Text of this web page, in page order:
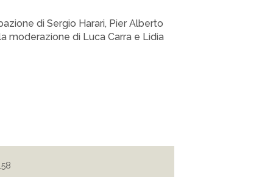
di Sergio Harari, Pier Alberto
moderazione di Luca Carra e Lidia